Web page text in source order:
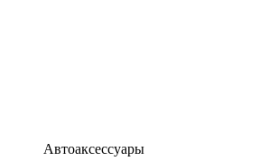
Автоаксессуары